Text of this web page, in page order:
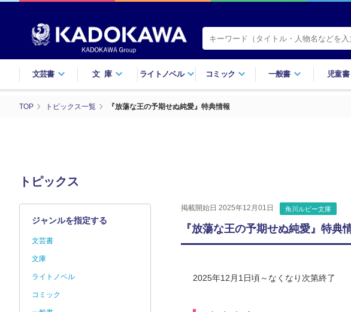
文芸書 文庫 ライトノベル コミック 一般書 児童書
TOP トピックス一覧 『放蕩な王の予期せぬ純愛』特典情報
トピックス
掲載開始日 2025年12月01日 角川ルビー文庫
『放蕩な王の予期せぬ純愛』特典
2025年12月1日頃～なくなり次第終了
ジャンルを指定する
文芸書
文庫
ライトノベル
コミック